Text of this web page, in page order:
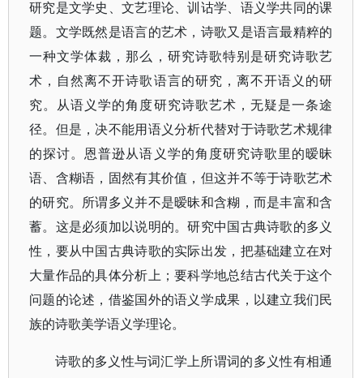
研究是文学史、文艺理论、训诂学、语义学共同的课
题。文学既然是语言的艺术，诗歌又是语言最精粹的
一种文学体裁，那么，研究诗歌特别是研究诗歌艺
术，自然离不开诗歌语言的研究，离不开语义的研
究。从语义学的角度研究诗歌艺术，无疑是一条途
径。但是，决不能用语义分析代替对于诗歌艺术规律
的探讨。恩普逊从语义学的角度研究诗歌里的暧昧
语、含糊语，固然有其价值，但这并不等于诗歌艺术
的研究。所谓多义并不是暧昧和含糊，而是丰富和含
蓄。这是必须加以说明的。研究中国古典诗歌的多义
性，要从中国古典诗歌的实际出发，把基础建立在对
大量作品的具体分析上；要科学地总结古代关于这个
问题的论述，借鉴国外的语义学成果，以建立我们民
族的诗歌美学语义学理论。
诗歌的多义性与词汇学上所谓词的多义性有相通